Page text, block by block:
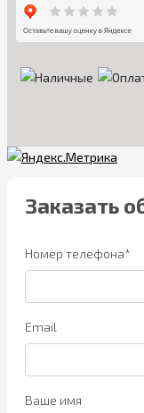
Заказать
Номер телефона*
Email
Ваше имя